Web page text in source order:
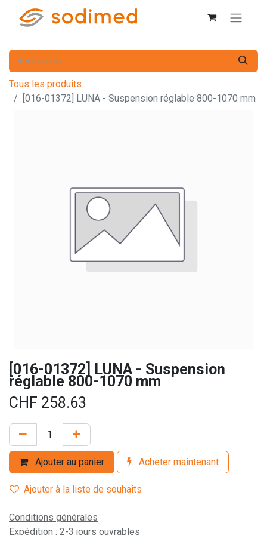
Tous les produits
[016-01372] LUNA - Suspension réglable 800-1070 mm
[016-01372] LUNA - Suspension
réglable 800-1070 mm
CHF 258.63
Ajouter au panier Acheter maintenant
Ajouter à la liste de souhaits
Conditions générales
Expédition : 2-3 jours ouvrables